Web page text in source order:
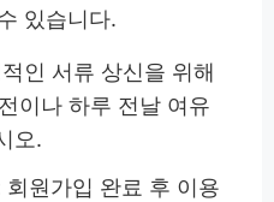
있습니다.
인 서류 상신을 위해
이나 하루 전날 여유
오.
회원가입 완료 후 이용